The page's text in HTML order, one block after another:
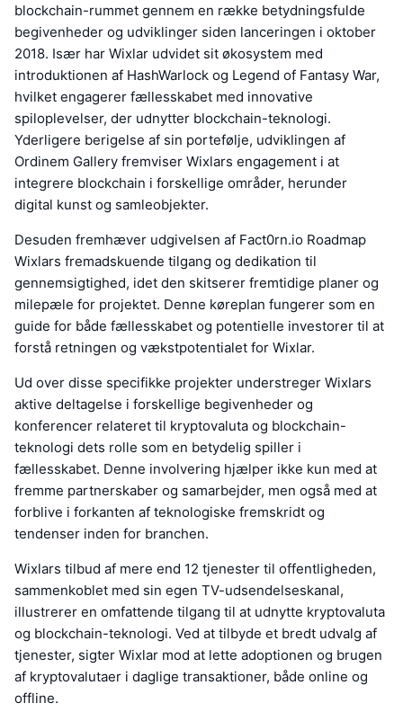
blockchain-rummet gennem en række betydningsfulde
begivenheder og udviklinger siden lanceringen i oktober
2018. Især har Wixlar udvidet sit økosystem med
introduktionen af HashWarlock og Legend of Fantasy War,
hvilket engagerer fællesskabet med innovative
spiloplevelser, der udnytter blockchain-teknologi.
Yderligere berigelse af sin portefølje, udviklingen af
Ordinem Gallery fremviser Wixlars engagement i at
integrere blockchain i forskellige områder, herunder
digital kunst og samleobjekter.
Desuden fremhæver udgivelsen af Fact0rn.io Roadmap
Wixlars fremadskuende tilgang og dedikation til
gennemsigtighed, idet den skitserer fremtidige planer og
milepæle for projektet. Denne køreplan fungerer som en
guide for både fællesskabet og potentielle investorer til at
forstå retningen og vækstpotentialet for Wixlar.
Ud over disse specifikke projekter understreger Wixlars
aktive deltagelse i forskellige begivenheder og
konferencer relateret til kryptovaluta og blockchain-
teknologi dets rolle som en betydelig spiller i
fællesskabet. Denne involvering hjælper ikke kun med at
fremme partnerskaber og samarbejder, men også med at
forblive i forkanten af teknologiske fremskridt og
tendenser inden for branchen.
Wixlars tilbud af mere end 12 tjenester til offentligheden,
sammenkoblet med sin egen TV-udsendelseskanal,
illustrerer en omfattende tilgang til at udnytte kryptovaluta
og blockchain-teknologi. Ved at tilbyde et bredt udvalg af
tjenester, sigter Wixlar mod at lette adoptionen og brugen
af kryptovalutaer i daglige transaktioner, både online og
offline.